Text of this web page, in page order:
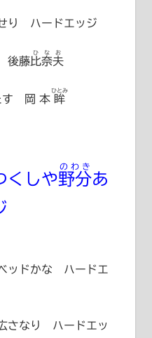
り ハードエッジ
後藤比奈夫
ひなお
す 岡本眸
ひとみ
くしや野分
のわき
あ
ッドかな ハードエ
さなり ハードエッ